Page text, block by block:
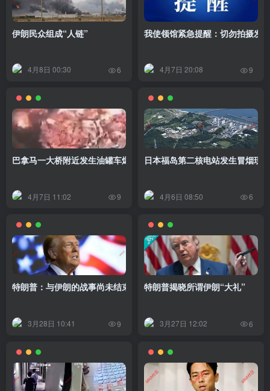
伊朗民众组成“人链”
4月8日 00:30 6
我使领馆紧急提醒：切勿拍摄发
4月7日 20:08 9
巴拿马一大桥附近发生油罐车爆炸事故，致1人死亡、多人受伤；当
4月7日 11:02 9
日本福岛第二核电站发生冒烟现
4月6日 08:50 6
特朗普：与伊朗的战事尚未结束，我们还剩下3554个目标，这很快就
3月28日 10:41 9
特朗普揭晓所谓伊朗“大礼”
3月27日 12:02 6